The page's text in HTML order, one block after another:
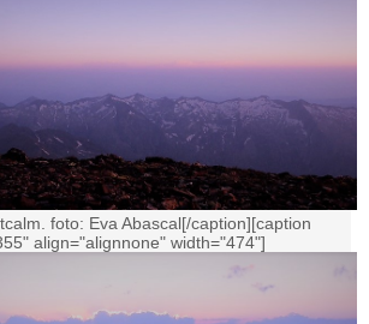
foto: Eva Abascal[/caption][caption
align="alignnone" width="474"]